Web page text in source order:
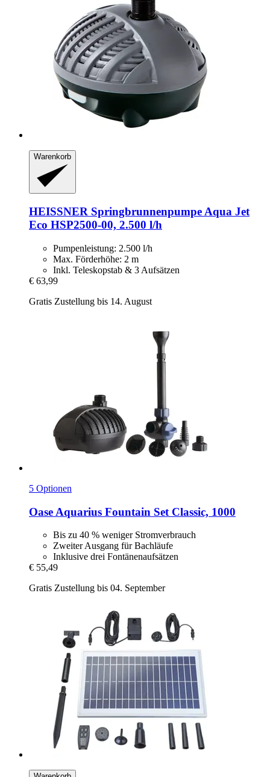
Warenkorb
HEISSNER Springbrunnenpumpe Aqua Jet
Eco HSP2500-​00, 2.500 l/h
Pumpenleistung: 2.500 l/h
Max. Förderhöhe: 2 m
Inkl. Teleskopstab & 3 Aufsätzen
€ 63,99
Gratis Zustellung bis 14. August
5 Optionen
Oase Aquarius Fountain Set Classic, 1000
Bis zu 40 % weniger Stromverbrauch
Zweiter Ausgang für Bachläufe
Inklusive drei Fontänenaufsätzen
€ 55,49
Gratis Zustellung bis 04. September